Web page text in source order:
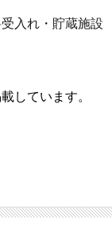
受入れ・貯蔵施設
しています。